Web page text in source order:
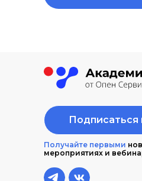
Получайте первыми
мероприятиях и
Подписаться